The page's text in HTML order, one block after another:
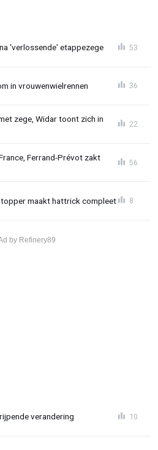
'verlossende' etappezege 53
in vrouwenwielrennen 36
zege, Widar toont zich in
22
Ferrand-Prévot zakt
56
maakt hattrick compleet 8
by Refinery89
verandering 10